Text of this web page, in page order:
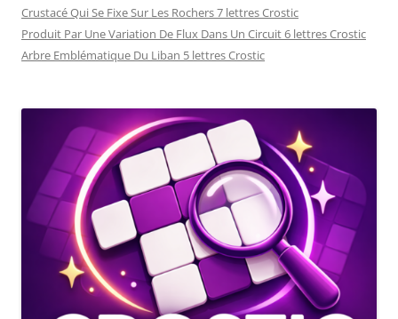
Crustacé Qui Se Fixe Sur Les Rochers 7 lettres Crostic
Produit Par Une Variation De Flux Dans Un Circuit 6 lettres Crostic
Arbre Emblématique Du Liban 5 lettres Crostic